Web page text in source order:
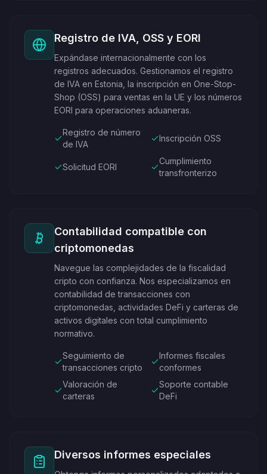
Registro de IVA, OSS y EORI
Expándase internacionalmente con los
registros adecuados. Gestionamos el registro
de IVA en Estonia, la inscripción en One-Stop-
Shop (OSS) para ventas en la UE y los números
EORI para operaciones aduaneras.
Registro de número
de IVA
Inscripción OSS
Solicitud EORI
Cumplimiento
transfronterizo
Contabilidad compatible con
criptomonedas
Navegue las complejidades de la fiscalidad
cripto con confianza. Nos especializamos en
contabilidad de transacciones con
criptomonedas, actividades DeFi y carteras de
activos digitales con total cumplimiento
normativo.
Seguimiento de
transacciones cripto
Informes fiscales
conformes
Valoración de
carteras
Soporte contable
DeFi
Diversos informes especiales